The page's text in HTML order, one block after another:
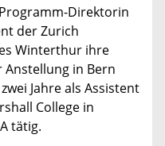
Direktorin
der Zurich
Winterthur ihre
in Bern
Jahre als Assistent
College in
tätig.